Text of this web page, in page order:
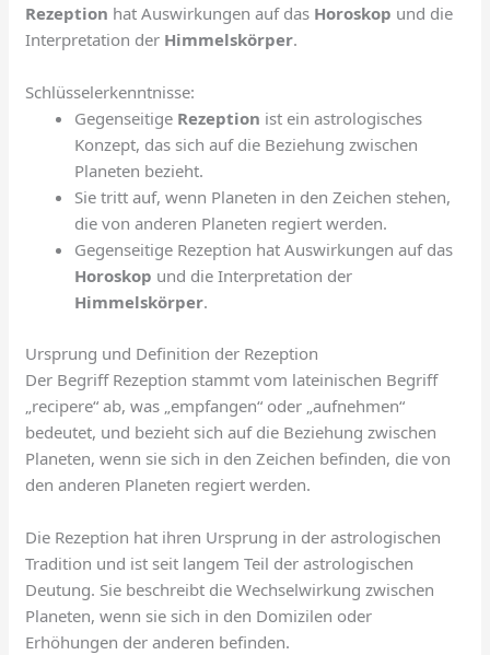
Rezeption hat Auswirkungen auf das Horoskop und die
Interpretation der Himmelskörper.
Schlüsselerkenntnisse:
Gegenseitige Rezeption ist ein astrologisches
Konzept, das sich auf die Beziehung zwischen
Planeten bezieht.
Sie tritt auf, wenn Planeten in den Zeichen stehen,
die von anderen Planeten regiert werden.
Gegenseitige Rezeption hat Auswirkungen auf das
Horoskop und die Interpretation der
Himmelskörper.
Ursprung und Definition der Rezeption
Der Begriff Rezeption stammt vom lateinischen Begriff
„recipere“ ab, was „empfangen“ oder „aufnehmen“
bedeutet, und bezieht sich auf die Beziehung zwischen
Planeten, wenn sie sich in den Zeichen befinden, die von
den anderen Planeten regiert werden.
Die Rezeption hat ihren Ursprung in der astrologischen
Tradition und ist seit langem Teil der astrologischen
Deutung. Sie beschreibt die Wechselwirkung zwischen
Planeten, wenn sie sich in den Domizilen oder
Erhöhungen der anderen befinden.